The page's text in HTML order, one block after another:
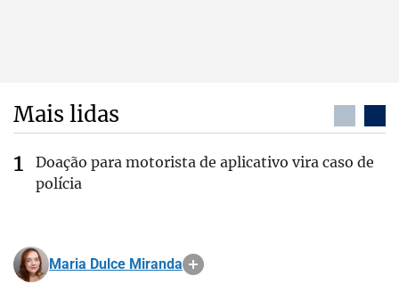
Mais lidas
Doação para motorista de aplicativo vira caso de
polícia
Maria Dulce Miranda